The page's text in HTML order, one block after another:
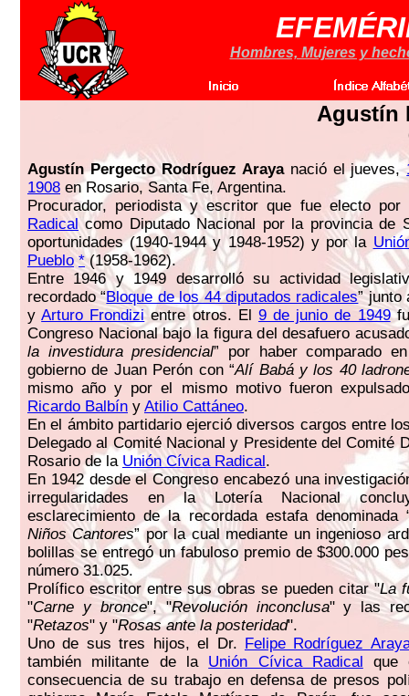
Hombres, Mujeres y
Agustín
Agustín Pergecto Rodríguez Arayanació el jueves,
1908 en Rosario, Santa Fe, Argentina.
Procurador, periodista y escritor que fue electo
Radicalcomo Diputado Nacional por la provincia de
oportunidades (1940-1944 y 1948-1952) y por la
Pueblo *(1958-1962).
Entre 1946 y 1949 desarrolló su actividad
recordado “Bloque de los 44 diputados radicales”
yArturo Frondizientre otros. El 9 de junio de 1949
Congreso Nacional bajo la figura del desafuero
la investidura presidencial” por haber comparado
gobierno de Juan Perón con “Alí Babá y los 40
mismo año y por el mismo motivo fueron
Ricardo Balbín y Atilio Cattáneo.
En el ámbito partidario ejerció diversos cargos entre
Delegado al Comité Nacional y Presidente del Comité
Rosario de la Unión Cívica Radical.
En 1942 desde el Congreso encabezó una
irregularidades en la Lotería Nacional
esclarecimiento de la recordada estafa denominada
Niños Cantores” por la cual mediante un ingenioso
bolillas se entregó un fabuloso premio de $300.000
número 31.025.
Prolífico escritor entre sus obras se pueden citar "La
"Carne y bronce", "Revolución inconclusa" y las
"Retazos" y "Rosas ante la posteridad".
Uno de sus tres hijos, el Dr. Felipe Rodríguez
también militante de la Unión Cívica Radical que
consecuencia de su trabajo en defensa de presos